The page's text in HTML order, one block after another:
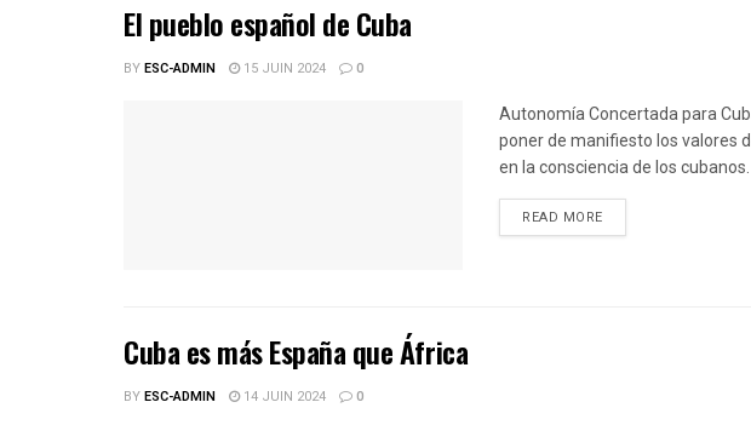
El pueblo español de Cuba
BYESC-ADMIN 15 JUIN 2024 0
Autonomía Concertada para
poner de manifiesto los valores
en la consciencia de los cubanos.
READ MOREDETAILS
Cuba es más España que África
BYESC-ADMIN 14 JUIN 2024 0